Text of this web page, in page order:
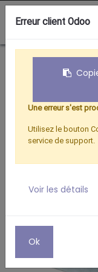
Boutique
FAITIERE
Erreur client Odoo
Une erreur s'est
Utilisez le bouton
service de support.
Voir les détails
Ok